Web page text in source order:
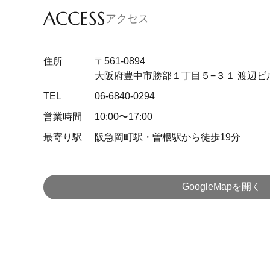
ACCESSアクセス
住所
〒561-0894
大阪府豊中市勝部１丁目５−３１ 渡辺ビ
TEL
06-6840-0294
営業時間
10:00〜17:00
最寄り駅
阪急岡町駅・曽根駅から徒歩19分
GoogleMapを開く